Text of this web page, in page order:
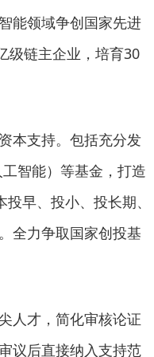
能领域争创国家先进
级链主企业，培育30
支持。包括充分发
智能）等基金，打造
早、投小、投长期、
全力争取国家创投基
才，简化审核论证
议后直接纳入支持范